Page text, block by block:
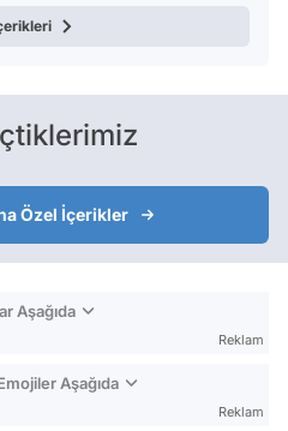
Özel İçerikler
Aşağıda
Reklam
Aşağıda
Reklam